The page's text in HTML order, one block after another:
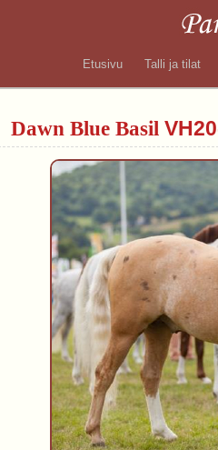
Etusivu Talli ja tilat
Dawn Blue Basil